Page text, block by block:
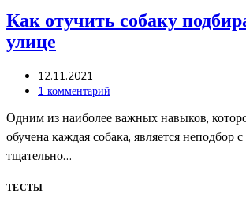
Как отучить собаку
улице
12.11.2021
1 комментарий
Одним из наиболее важных навыков,
обучена каждая собака, является неподбор
тщательно…
ТЕСТЫ